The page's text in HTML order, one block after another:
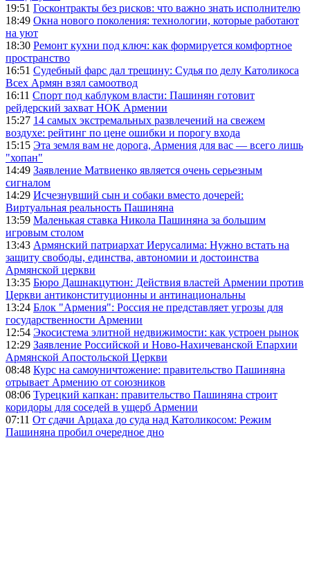
19:51 Госконтракты без рисков: что важно знать исполнителю
18:49 Окна нового поколения: технологии, которые работают
на уют
18:30 Ремонт кухни под ключ: как формируется комфортное
пространство
16:51 Судебный фарс дал трещину: Судья по делу Католикоса
Всех Армян взял самоотвод
16:11 Спорт под каблуком власти: Пашинян готовит
рейдерский захват НОК Армении
15:27 14 самых экстремальных развлечений на свежем
воздухе: рейтинг по цене ошибки и порогу входа
15:15 Эта земля вам не дорога, Армения для вас — всего лишь
"хопан"
14:49 Заявление Матвиенко является очень серьезным
сигналом
14:29 Исчезнувший сын и собаки вместо дочерей:
Виртуальная реальность Пашиняна
13:59 Маленькая ставка Никола Пашиняна за большим
игровым столом
13:43 Армянский патриархат Иерусалима: Нужно встать на
защиту свободы, единства, автономии и достоинства
Армянской церкви
13:35 Бюро Дашнакцутюн: Действия властей Армении против
Церкви антиконституционны и антинациональны
13:24 Блок "Армения": Россия не представляет угрозы для
государственности Армении
12:54 Экосистема элитной недвижимости: как устроен рынок
12:29 Заявление Российской и Ново-Нахичеванской Епархии
Армянской Апостольской Церкви
08:48 Курс на самоуничтожение: правительство Пашиняна
отрывает Армению от союзников
08:06 Турецкий капкан: правительство Пашиняна строит
коридоры для соседей в ущерб Армении
07:11 От сдачи Арцаха до суда над Католикосом: Режим
Пашиняна пробил очередное дно